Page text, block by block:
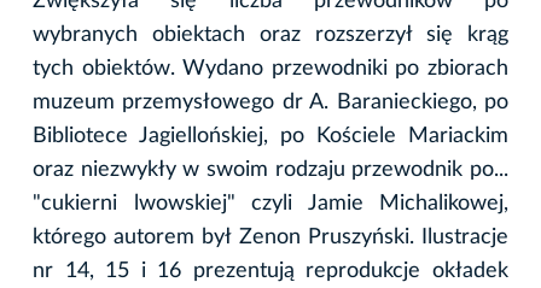
wybranych obiektach oraz rozszerzył się krąg
tych obiektów. Wydano przewodniki po zbiorach
muzeum przemysłowego dr A. Baranieckiego, po
Bibliotece Jagiellońskiej, po Kościele Mariackim
oraz niezwykły w swoim rodzaju przewodnik po...
"cukierni lwowskiej" czyli Jamie Michalikowej,
którego autorem był Zenon Pruszyński. Ilustracje
nr 14, 15 i 16 prezentują reprodukcje okładek